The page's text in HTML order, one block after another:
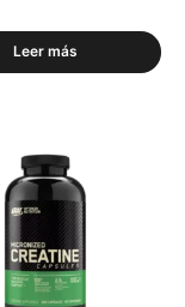
Leer más